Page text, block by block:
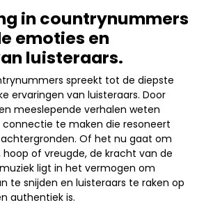
in countrynummers
emoties en
luisteraars.
spreekt tot de diepste
ervaringen van luisteraars. Door
meeslepende verhalen weten
te maken die resoneert
Of het nu gaat om
hoop of vreugde, de kracht van de
ligt in het vermogen om
te snijden en luisteraars te raken op
authentiek is.